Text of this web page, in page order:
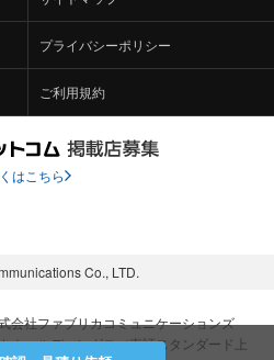
プライバシーポリシー
ご利用規約
はこちら
のグループ会社です。